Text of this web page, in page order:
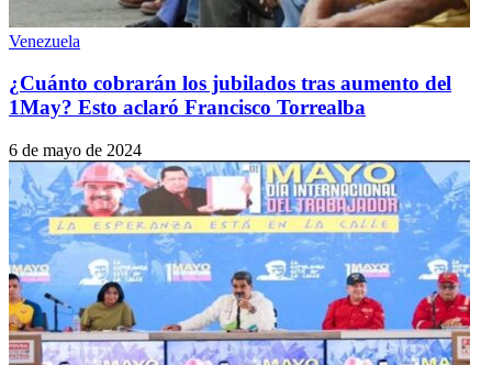
Venezuela
¿Cuánto cobrarán los jubilados tras aumento del
1May? Esto aclaró Francisco Torrealba
6 de mayo de 2024